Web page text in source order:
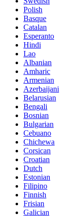
Polish
Basque
Catalan
Esperanto
Hindi
Lao
Albanian
Amharic
Armenian
Azerbaijani
Belarusian
Bengali
Bosnian
Bulgarian
Cebuano
Chichewa
Corsican
Croatian
Dutch
Estonian
Filipino
Finnish
Frisian
Galician